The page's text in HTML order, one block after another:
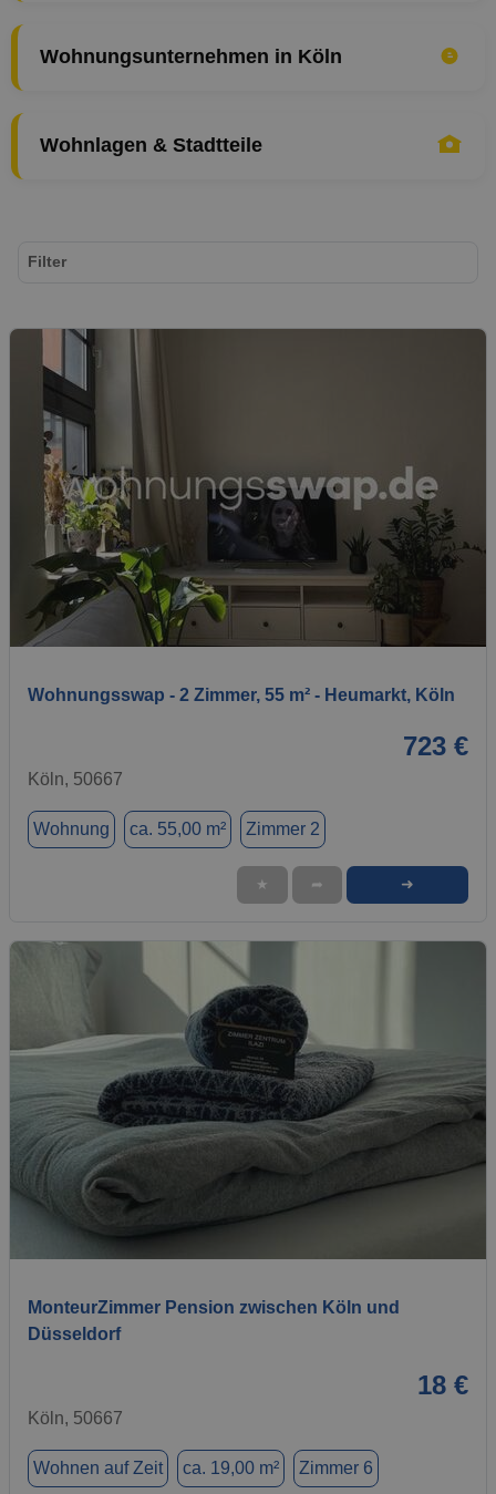
Wohnungsunternehmen in Köln
Wohnlagen & Stadtteile
Wohnungsswap - 2 Zimmer, 55 m² - Heumarkt, Köln
723 €
Köln, 50667
Wohnung ca. 55,00 m² Zimmer 2
★ ➦ ➜
MonteurZimmer Pension zwischen Köln und
Düsseldorf
18 €
Köln, 50667
Wohnen auf Zeit ca. 19,00 m² Zimmer 6
Filter